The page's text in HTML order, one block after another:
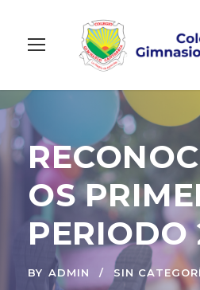
OS
PERIODO
BY ADMIN SIN